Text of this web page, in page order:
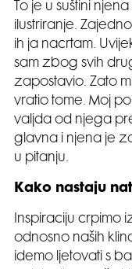
To je u suštini
ilustriranje.
ih ja nacrtam.
sam zbog svih
zapostavio. Zato
vratio tome. Moj
valjda od njega
glavna i njena je
u pitanju.
Kako nastaju
Inspiraciju crpimo
odnosno naših
idemo ljetovati s